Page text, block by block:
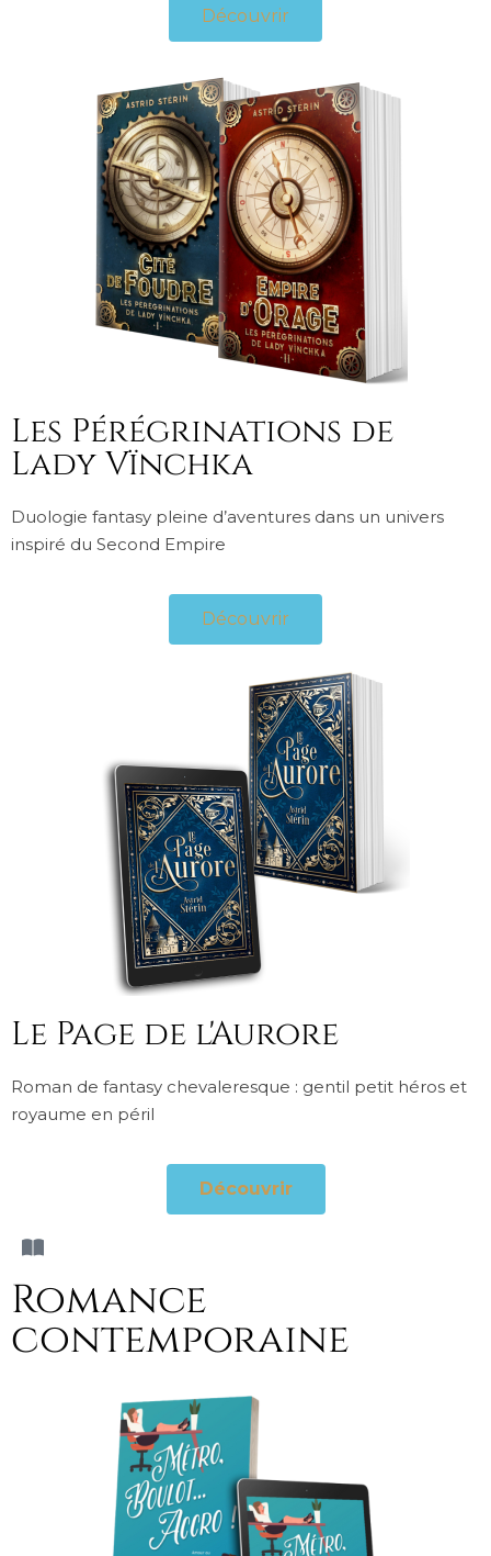
Découvrir
Les Pérégrinations de
Lady Vïnchka
Duologie fantasy pleine d’aventures dans un univers
inspiré du Second Empire
Découvrir
Le Page de l'Aurore
Roman de fantasy chevaleresque : gentil petit héros et
royaume en péril
Découvrir
Romance
contemporaine